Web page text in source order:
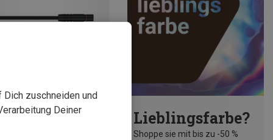
Lieblingsfarbe?
Shoppe sie mit bis zu -50 %
zuschneiden und
Deiner